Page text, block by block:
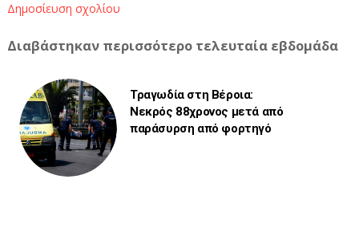
Δημοσίευση σχολίου
Διαβάστηκαν περισσότερο τελευταία εβδομάδα
Τραγωδία στη Βέροια:
Νεκρός 88χρονος μετά από
παράσυρση από φορτηγό